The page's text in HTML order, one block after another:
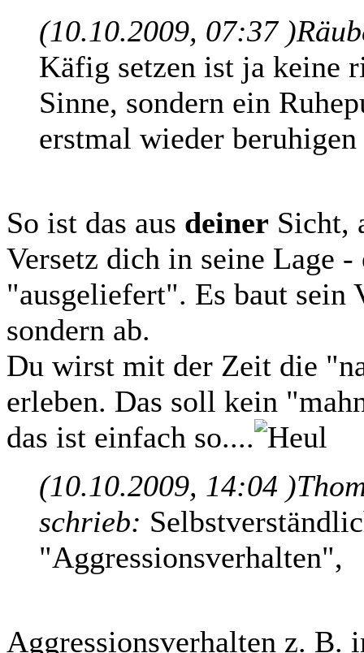
(10.10.2009, 07:37 )
Käfig setzen ist ja keine
Sinne, sondern ein
erstmal wieder
So ist das aus deiner Sicht,
Versetz dich in seine Lage
"ausgeliefert". Es baut sein
sondern ab.
Du wirst mit der Zeit die
erleben. Das soll kein
das ist einfach so....
(10.10.2009, 14:04 )
schrieb:
"Aggressionsverhalten",
Aggressionsverhalten z. B.